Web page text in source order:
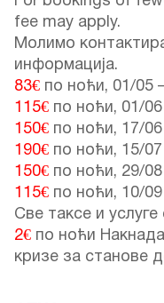
fee may apply.
Молимо
информација.
83€ по ноћи, 01/05
115€ по ноћи, 01/06
150€ по ноћи, 17/06
190€ по ноћи, 15/07
150€ по ноћи, 29/08
115€ по ноћи, 10/09
Све таксе и
2€ по ноћи
кризе за станове